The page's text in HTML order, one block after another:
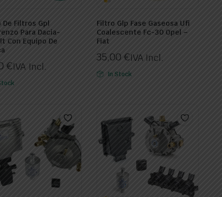
De Filtros Gpl
Para Dacia-
Con Equipo De
€IVA Incl.
Filtro Glp Fase Gaseosa Ufi
Coalescente Fc-30 Opel –
Fiat
35,00 €IVA Incl.
In Stock